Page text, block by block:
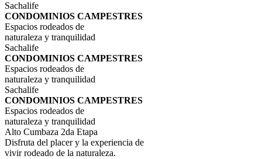
Sachalife
CONDOMINIOS CAMPESTRES
Espacios rodeados de
naturaleza y tranquilidad
Sachalife
CONDOMINIOS CAMPESTRES
Espacios rodeados de
naturaleza y tranquilidad
Sachalife
CONDOMINIOS CAMPESTRES
Espacios rodeados de
naturaleza y tranquilidad
Alto Cumbaza 2da Etapa
Disfruta del placer y la experiencia de
vivir rodeado de la naturaleza.